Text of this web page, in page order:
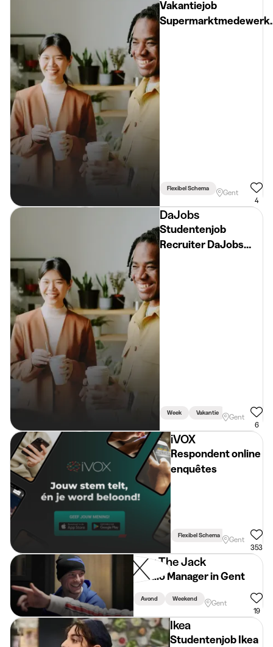
Vakantiejob
Flexibel Schema
Gent
4
DaJobs
Studentenjob
Recruiter DaJobs
Week Vakantie
Gent
6
iVOX
Respondent online
enquêtes
Flexibel Schema
Gent
353
Plug The Jack
Studio Manager in Gent
Avond Weekend
Gent
19
Ikea
Studentenjob Ikea